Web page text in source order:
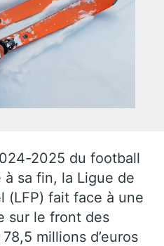
2025 du football
sa fin, la Ligue de
(LFP) fait face à une
sur le front des
millions d’euros